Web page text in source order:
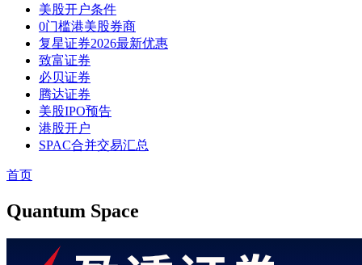
美股开户条件
0门槛港美股券商
复星证券2026最新优惠
致富证券
必贝证券
腾达证券
美股IPO预告
港股开户
SPAC合并交易汇总
首页
Quantum Space